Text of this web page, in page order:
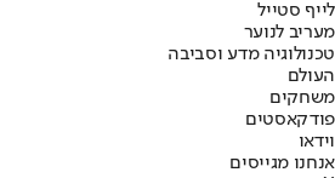
לייף סטייל
מעריב לנוער
טכנולוגיה מדע וסביבה
העולם
משחקים
פודקאסטים
וידאו
אנחנו מגייסים